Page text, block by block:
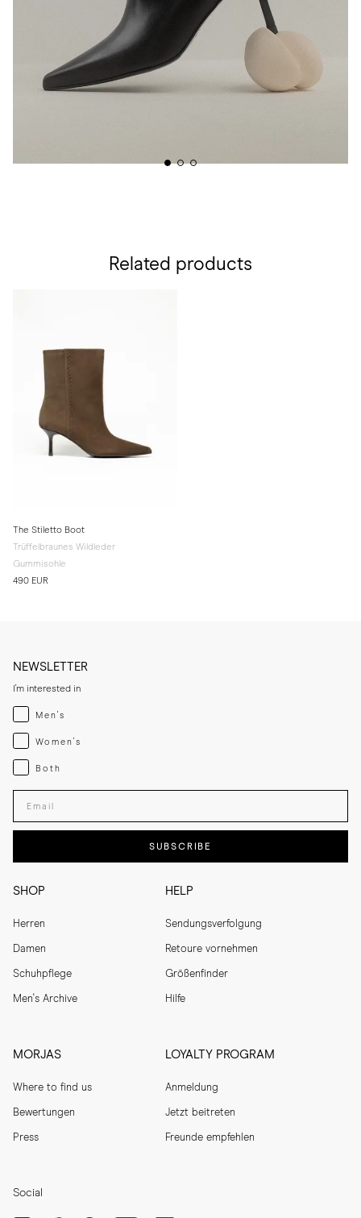
Related products
The Stiletto Boot
Trüffelbraunes Wildleder
Gummisohle
490 EUR
SHOP
Herren
Damen
Schuhpflege
Men's Archive
HELP
Sendungsverfolgung
Retoure vornehmen
Größenfinder
Hilfe
MORJAS
Where to find us
Bewertungen
Press
LOYALTY PROGRAM
Anmeldung
Jetzt beitreten
Freunde empfehlen
NEWSLETTER
I'm interested in
Menswear
Men's
Womenswear
Women's
Both
Both
Enter your email adress
SUBSCRIBE
Social